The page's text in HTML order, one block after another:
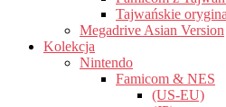
Tajwańskie
Megadrive Asian Version
Kolekcja
Nintendo
Famicom & NES
(US-EU)